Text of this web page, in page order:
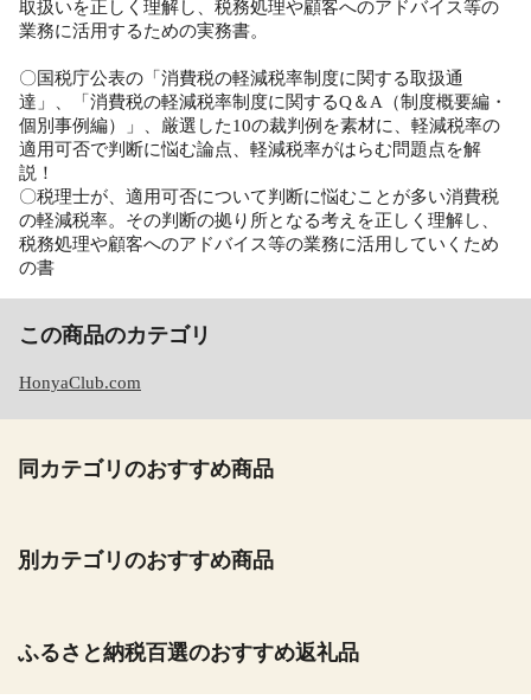
取扱いを正しく理解し、税務処理や顧客へのアドバイス等の
業務に活用するための実務書。
〇国税庁公表の「消費税の軽減税率制度に関する取扱通
達」、「消費税の軽減税率制度に関するQ＆A（制度概要編・
個別事例編）」、厳選した10の裁判例を素材に、軽減税率の
適用可否で判断に悩む論点、軽減税率がはらむ問題点を解
説！
〇税理士が、適用可否について判断に悩むことが多い消費税
の軽減税率。その判断の拠り所となる考えを正しく理解し、
税務処理や顧客へのアドバイス等の業務に活用していくため
の書
この商品のカテゴリ
HonyaClub.com
同カテゴリのおすすめ商品
別カテゴリのおすすめ商品
ふるさと納税百選のおすすめ返礼品